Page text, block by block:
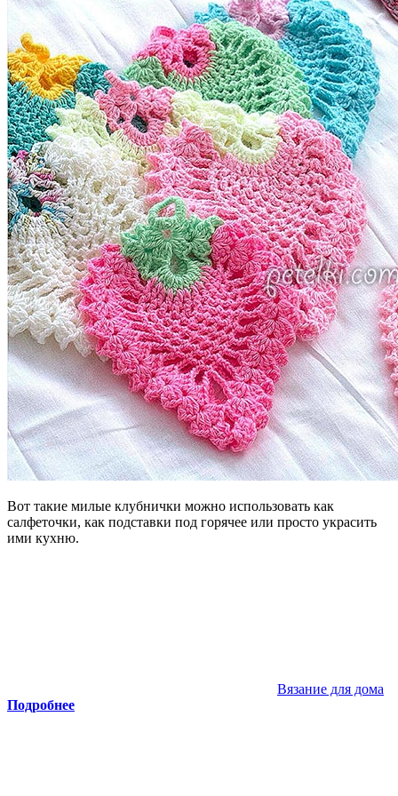
Вот такие милые клубнички можно использовать как
салфеточки, как подставки под горячее или просто украсить
ими кухню.
Вязание для дома
Подробнее